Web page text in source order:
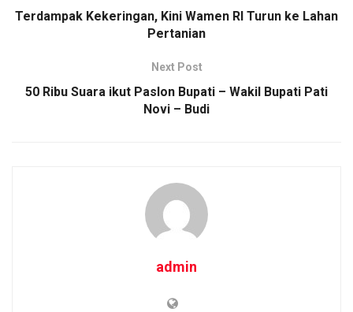
o
A n
k
Terdampak Kekeringan, Kini Wamen RI Turun ke Lahan
Pertanian
Next Post
50 Ribu Suara ikut Paslon Bupati – Wakil Bupati Pati
Novi – Budi
admin